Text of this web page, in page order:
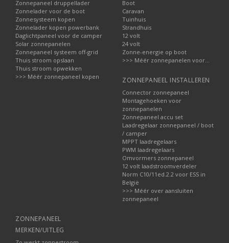
Zonnepaneel druppellader
Zonnelader voor de boot
Zonnesysteem kopen
Zonnelader kopen powerbank
Daglichtpaneel voor de camper
Solar zonnepanelen
Zonnepaneel systeem off-grid
Thuis stroom opslaan
Thuis stroom opwekken
>>> Méér zonnepaneel kopen
Boot
Caravan
Tuinhuis
Strandhuis
12 volt
24 volt
Zonne-energie op boot
>>> Méér zonnepanelen voor...
ZONNEPANEEL INSTALLEREN
Connector zonnepaneel
Montagehoeken voor
zonnepanelen
Zonnepaneel accu set
Laadregelaar zonnepaneel / boot
/ camper
MPPT laadregelaars
PWM laadregelaars
Omvormers zonnepaneel
12 volt laadstroomverdeler
Norm C10/11ed.2.2 voor ESS in
België
>>> Méér over aansluiten
zonnepaneel
ZONNEPANEEL
MERKEN/UITLEG